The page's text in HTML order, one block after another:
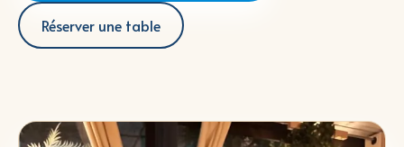
Réserver une table